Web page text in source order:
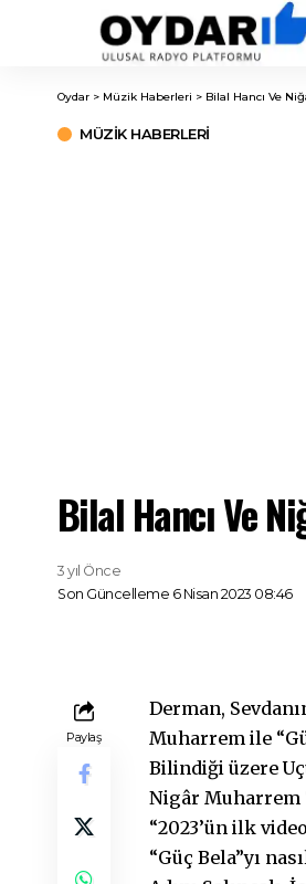
Oydar > Müzik Haberleri > Bilal Hancı Ve
MÜZIK HABERLERI
Bilal Hancı Ve
Son Güncelleme 6 Nisan 2023 08:46
3 yıl Önce
Paylaş
Derman,
Muharrem ile
Bilindiği üzere
Nigâr Muharrem
“2023’ün ilk
“Güç Bela”yı